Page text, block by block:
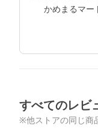
かめまるマー
すべてのレビ
※他ストアの同じ商